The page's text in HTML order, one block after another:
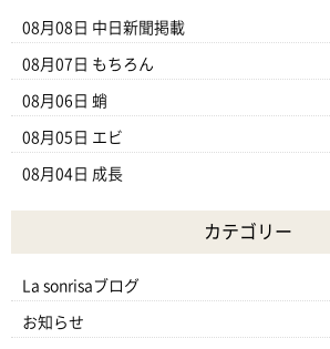
08月08日 中日新聞掲載
08月07日 もちろん
08月06日 蛸
08月05日 エビ
08月04日 成長
カテゴリー
La sonrisaブログ
お知らせ